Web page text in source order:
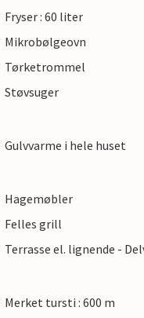
Fryser : 60 liter
Mikrobølgeovn
Tørketrommel
Støvsuger
Gulvvarme i hele huset
Hagemøbler
Felles grill
Terrasse el. lignende -
Merket tursti : 600 m